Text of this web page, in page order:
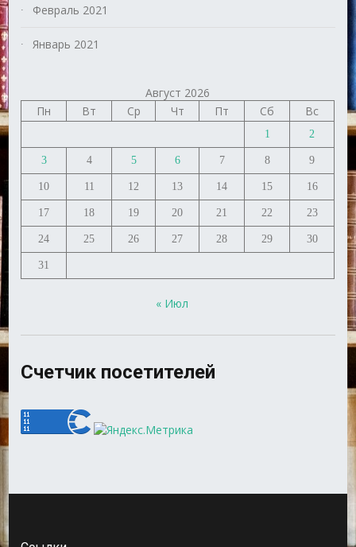
Февраль 2021
Январь 2021
Август 2026
Пн
Вт Ср Чт Пт Сб Вс
1 2
3 4 5 6 7 8 9
10 11 12 13 14 15 16
17 18 19 20 21 22 23
24 25 26 27 28 29 30
31
« Июл
Счетчик посетителей